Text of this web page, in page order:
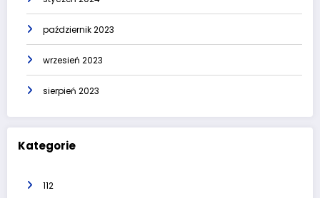
październik 2023
wrzesień 2023
sierpień 2023
Kategorie
112